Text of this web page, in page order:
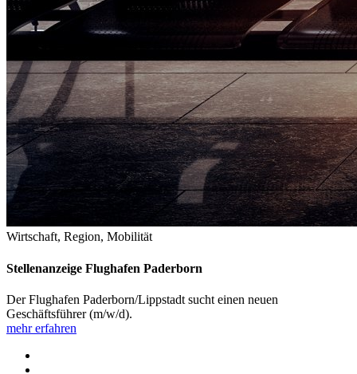
Wirtschaft, Region, Mobilität
Stellenanzeige Flughafen Paderborn
Der Flughafen Paderborn/Lippstadt sucht einen neuen
Geschäftsführer (m/w/d).
mehr erfahren